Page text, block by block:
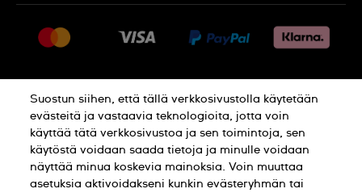
Palautukset
Myyntiehdot
Withdraw from contract
Jobs
Privacy Policy Cookie Notice
Suostun siihen, että tällä verkkosivustolla käytetään
evästeitä ja vastaavia teknologioita, jotta voin
käyttää tätä verkkosivustoa ja sen toimintoja, sen
käytöstä voidaan saada tietoja ja minulle voidaan
näyttää minua koskevia mainoksia. Voin muuttaa
asetuksia aktivoidakseni kunkin evästeryhmän tai